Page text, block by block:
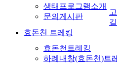
생태프로그램소개
문의게시판
효돈천 트레킹
효돈천트레킹
하례내창(효돈천)트